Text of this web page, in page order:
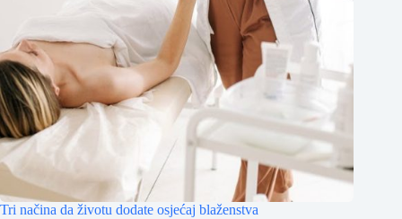
Tri načina da životu dodate osjećaj blaženstva